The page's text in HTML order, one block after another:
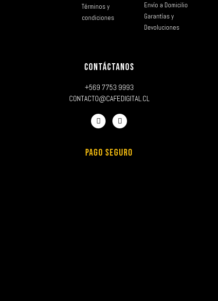
Términos y
condiciones
Envío a Domicilio
Garantías y
Devoluciones
CONTÁCTANOS
+569 7753 9993
CONTACTO@CAFEDIGITAL.CL
PAGO SEGURO